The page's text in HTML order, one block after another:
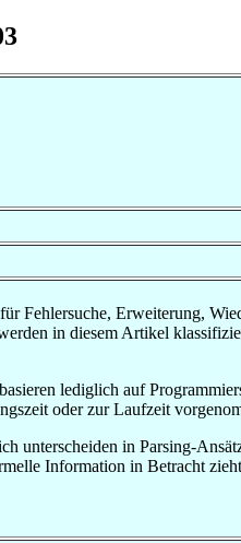
Fehlersuche, Erweiterung,
in diesem Artikel
lediglich auf
oder zur Laufzeit
unterscheiden in Parsing-
Information in Betracht